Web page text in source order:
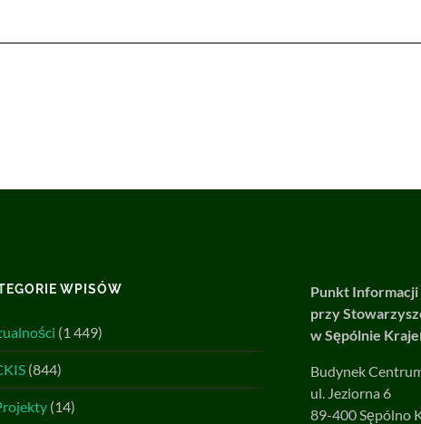
WPISÓW
(1 449)
(844)
(14)
Punkt
przy
w Sępólnie
Budynek
ul. Jeziorna 6
89-400 Sępólno